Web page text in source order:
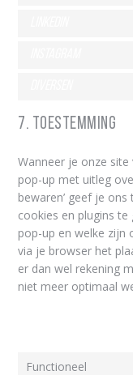
7. Toestemming
Wanneer je onze
pop-up met uitleg
bewaren’ geef je
cookies en plugins
pop-up en welke zijn
via je browser het
er dan wel rekening
niet meer optimaal
Functioneel